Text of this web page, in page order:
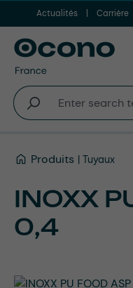
Aller au contenu
Actualités Carrière
Produits Tuyaux
INOXX
0,4